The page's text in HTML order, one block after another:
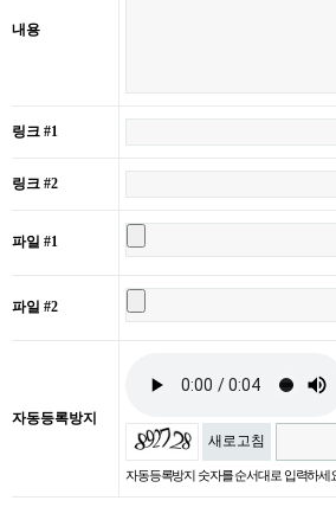
내용
링크 #1
링크 #2
파일 #1
파일 #2
자동등록방지
새로고침
자동등록방지 숫자를 순서대로 입력하세